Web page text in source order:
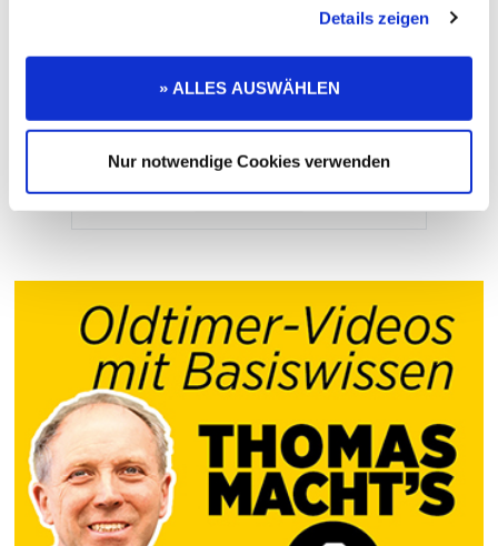
Details zeigen
» ALLES AUSWÄHLEN
Nur notwendige Cookies verwenden
OLDTIMER MARKT EDITION
Restaurieren Extrem 2025
... MEHR